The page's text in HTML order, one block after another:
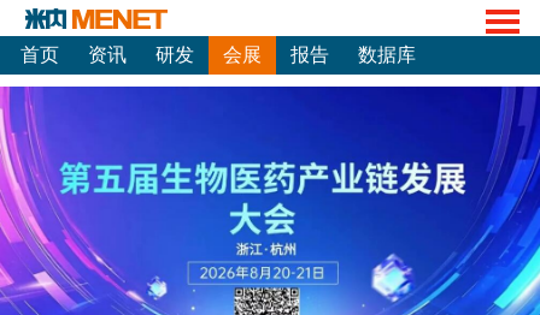
首页 资讯 研发 会展 报告 数据库